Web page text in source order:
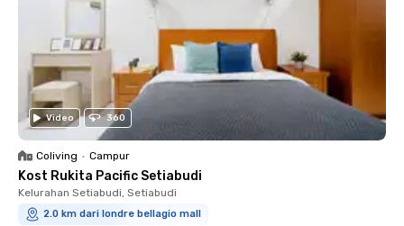
Video 360
Coliving • Campur
Kost Rukita Pacific Setiabudi
Kelurahan Setiabudi, Setiabudi
2.0 km dari londre bellagio mall